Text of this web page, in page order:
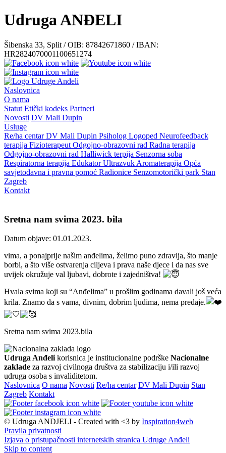
Udruga ANĐELI
Šibenska 33, Split / OIB: 87842671860 / IBAN:
HR2824070001100651274
Naslovnica
O nama
Statut Etički kodeks Partneri
Novosti DV Mali Dupin
Usluge
Re/ha centarDV Mali Dupin Psiholog Logoped Neurofeedback
terapija Fizioterapeut Odgojno-obrazovni rad Radna terapija
Odgojno-obrazovni rad Halliwick terpija Senzorna soba
Respiratorna terapija EdukatorUltrazvuk Aromaterapija Opća
savjetodavna i pravna pomoć Radionice Senzomotorički park Stan
Zagreb
Kontakt
Sretna nam svima 2023. bila
Datum objave: 01.01.2023.
vima, a ponajprije našim anđelima, želimo puno zdravlja, što manje
borbi, a što više ostvarenja ciljeva i prava naše djece i da nas sve
uvijek okružuje val ljubavi, dobrote i zajedništva!
Hvala svima koji su “Anđelima” u prošlim godinama davali još veća
krila. Znamo da s vama, divnim, dobrim ljudima, nema predaje.
Sretna nam svima 2023.bila
Udruga Anđeli korisnica je institucionalne podrške Nacionalne
zaklade za razvoj civilnoga društva za stabilizaciju i/ili razvoj
udruga osoba s invaliditetom.
Naslovnica O nama Novosti Re/ha centar DV Mali Dupin Stan
Zagreb Kontakt
© Udruga ANDJELI - Created with <3 by Inspiration4web
Pravila privatnosti
Izjava o pristupačnosti internetskih stranica Udruge Anđeli
Skip to content